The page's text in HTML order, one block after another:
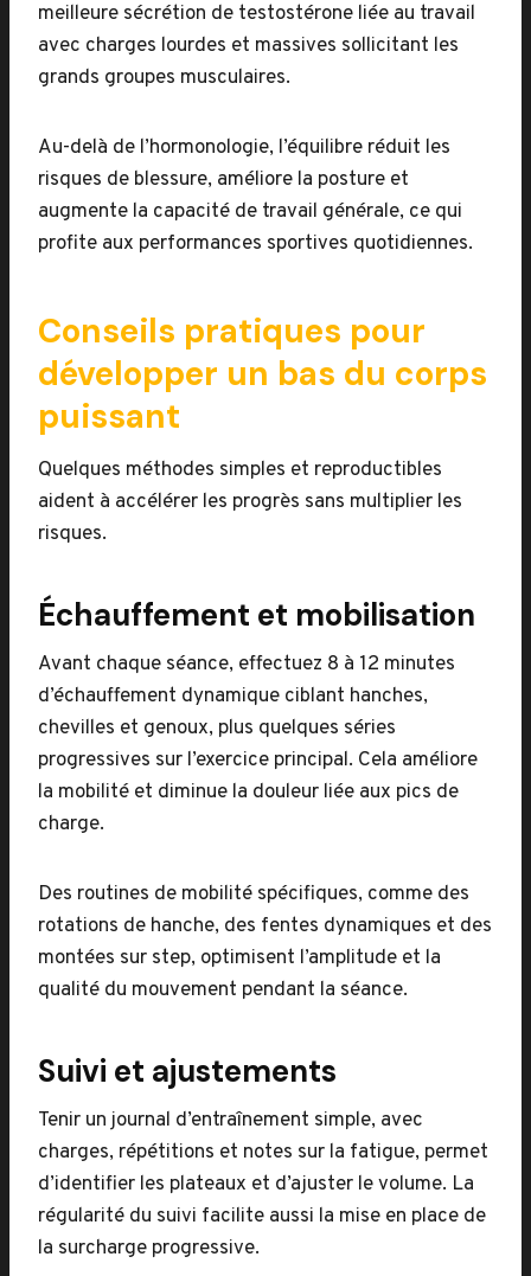
meilleure sécrétion de testostérone liée au travail
avec charges lourdes et massives sollicitant les
grands groupes musculaires.
Au-delà de l’hormonologie, l’équilibre réduit les
risques de blessure, améliore la posture et
augmente la capacité de travail générale, ce qui
profite aux performances sportives quotidiennes.
Conseils pratiques pour
développer un bas du corps
puissant
Quelques méthodes simples et reproductibles
aident à accélérer les progrès sans multiplier les
risques.
Échauffement et mobilisation
Avant chaque séance, effectuez 8 à 12 minutes
d’échauffement dynamique ciblant hanches,
chevilles et genoux, plus quelques séries
progressives sur l’exercice principal. Cela améliore
la mobilité et diminue la douleur liée aux pics de
charge.
Des routines de mobilité spécifiques, comme des
rotations de hanche, des fentes dynamiques et des
montées sur step, optimisent l’amplitude et la
qualité du mouvement pendant la séance.
Suivi et ajustements
Tenir un journal d’entraînement simple, avec
charges, répétitions et notes sur la fatigue, permet
d’identifier les plateaux et d’ajuster le volume. La
régularité du suivi facilite aussi la mise en place de
la surcharge progressive.